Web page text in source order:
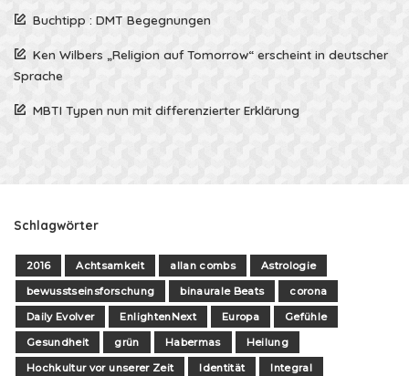
Buchtipp : DMT Begegnungen
Ken Wilbers „Religion auf Tomorrow“ erscheint in deutscher
Sprache
MBTI Typen nun mit differenzierter Erklärung
Schlagwörter
2016 Achtsamkeit allan combs
Astrologie
bewusstseinsforschung
binaurale Beats
corona
Daily Evolver
EnlightenNext Europa
Gefühle
Gesundheit
grün Habermas
Heilung
Hochkultur vor unserer Zeit
Identität
Integral